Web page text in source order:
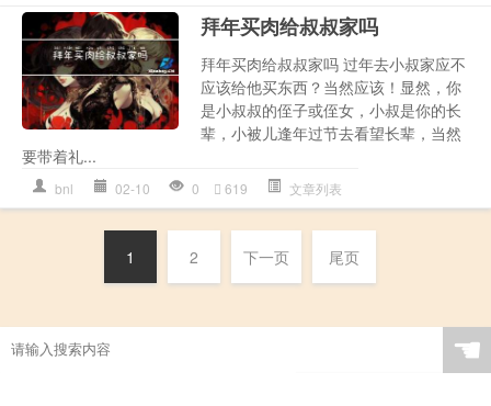
拜年买肉给叔叔家吗
拜年买肉给叔叔家吗 过年去小叔家应不
应该给他买东西？当然应该！显然，你
是小叔叔的侄子或侄女，小叔是你的长
辈，小被儿逢年过节去看望长辈，当然
要带着礼...
bnl 02-10 0 619 文章列表
1 2 下一页 尾页
☚